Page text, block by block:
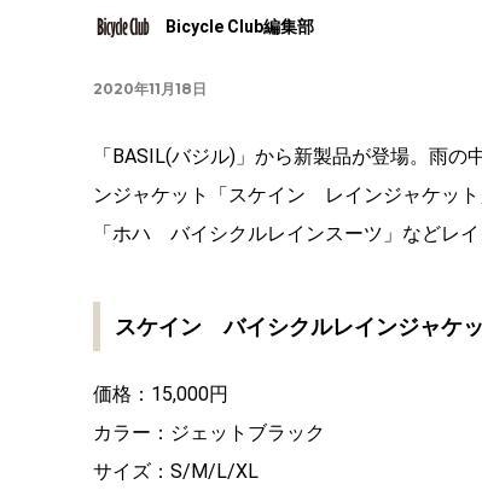
Bicycle Club編集部
2020年11月18日
「BASIL(バジル)」から新製品が登場。雨
ンジャケット「スケイン レインジャケッ
「ホハ バイシクルレインスーツ」などレ
スケイン バイシクルレインジャケ
価格：15,000円
カラー：ジェットブラック
サイズ：S/M/L/XL